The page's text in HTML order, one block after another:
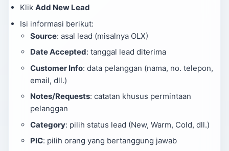
Klik Add New Lead
Isi informasi berikut:
Source: asal lead (misalnya OLX)
Date Accepted: tanggal lead diterima
Customer Info: data pelanggan (nama, no. telepon,
email, dll.)
Notes/Requests: catatan khusus permintaan
pelanggan
Category: pilih status lead (New, Warm, Cold, dll.)
PIC: pilih orang yang bertanggung jawab